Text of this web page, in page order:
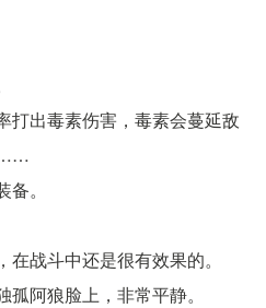
打出毒素伤害，毒素会蔓延敌
……
。
战斗中还是很有效果的。
阿狼脸上，非常平静。